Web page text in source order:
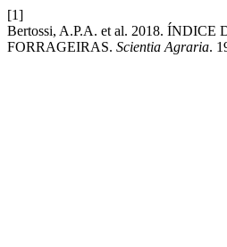
[1]
Bertossi, A.P.A. et al. 2018.
FORRAGEIRAS. Scientia Agraria.